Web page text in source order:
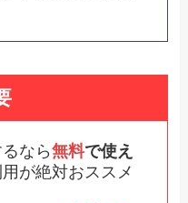
なら無料で使え
が絶対おススメ